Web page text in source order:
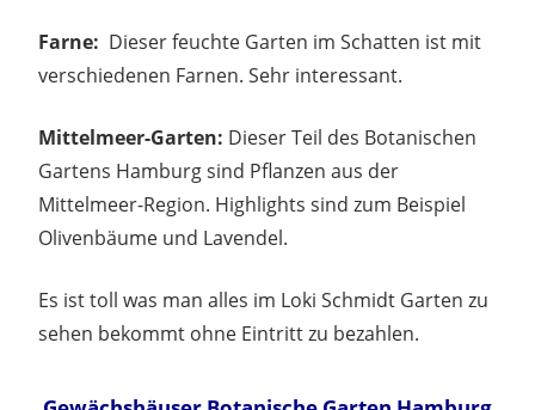
Farne: Dieser feuchte Garten im Schatten ist mit
verschiedenen Farnen. Sehr interessant.
Mittelmeer-Garten: Dieser Teil des Botanischen
Gartens Hamburg sind Pflanzen aus der
Mittelmeer-Region. Highlights sind zum Beispiel
Olivenbäume und Lavendel.
Es ist toll was man alles im Loki Schmidt Garten zu
sehen bekommt ohne Eintritt zu bezahlen.